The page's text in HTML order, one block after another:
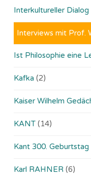
Interkultureller Dialog
Interviews mit Prof.
Ist Philosophie eine
Kafka (2)
Kaiser Wilhelm
KANT (14)
Kant 300. Geburtstag
Karl RAHNER (6)